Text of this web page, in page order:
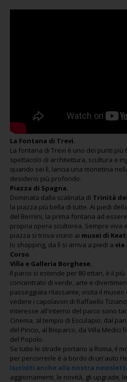
La Fontana di Trevi.
La fontana di Trevi è uno dei punti più
spettacolo di architettura, scultura e
quando sei lì, lancia una monetina
desiderio più profondo.
Piazza di Spagna.
Dominata dalla scalinata di Trinità
la piazza più bella di tutte. Ai piedi
del Bernini, la prima fontana ad
propria opera scultorea. Sempre viva
piazza si trova vicino ai musei di
lo shopping, da lì si arriva a piedi a via
Corso.
Villa e Galleria Borghese.
Il parco si estende per 80 ettari, è il
concentrato di verde, arte e
passeggiata rilassante, visita il
vedere i capolavori di Raffaello
interesse all'interno del parco sono
Cinema, al tempio di Esculapio, dal
del Pincio, al Bioparco, da Villa Medici
del Popolo.
Se tutte le strade portano a Roma, il
per percorrerle è a bordo di un'auto
Iscriviti anche alla nostra
aggiornamenti, le novità, gli upgrade,